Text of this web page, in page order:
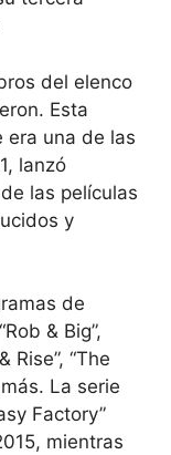
del elenco
Esta
era una de las
lanzó
las películas
y
de
& Big”,
Rise”, “The
La serie
Factory”
mientras